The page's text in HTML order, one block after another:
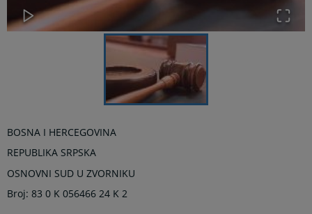
BOSNA I HERCEGOVINA
REPUBLIKA SRPSKA
OSNOVNI SUD U ZVORNIKU
Broj: 83 0 K 056466 24 K 2